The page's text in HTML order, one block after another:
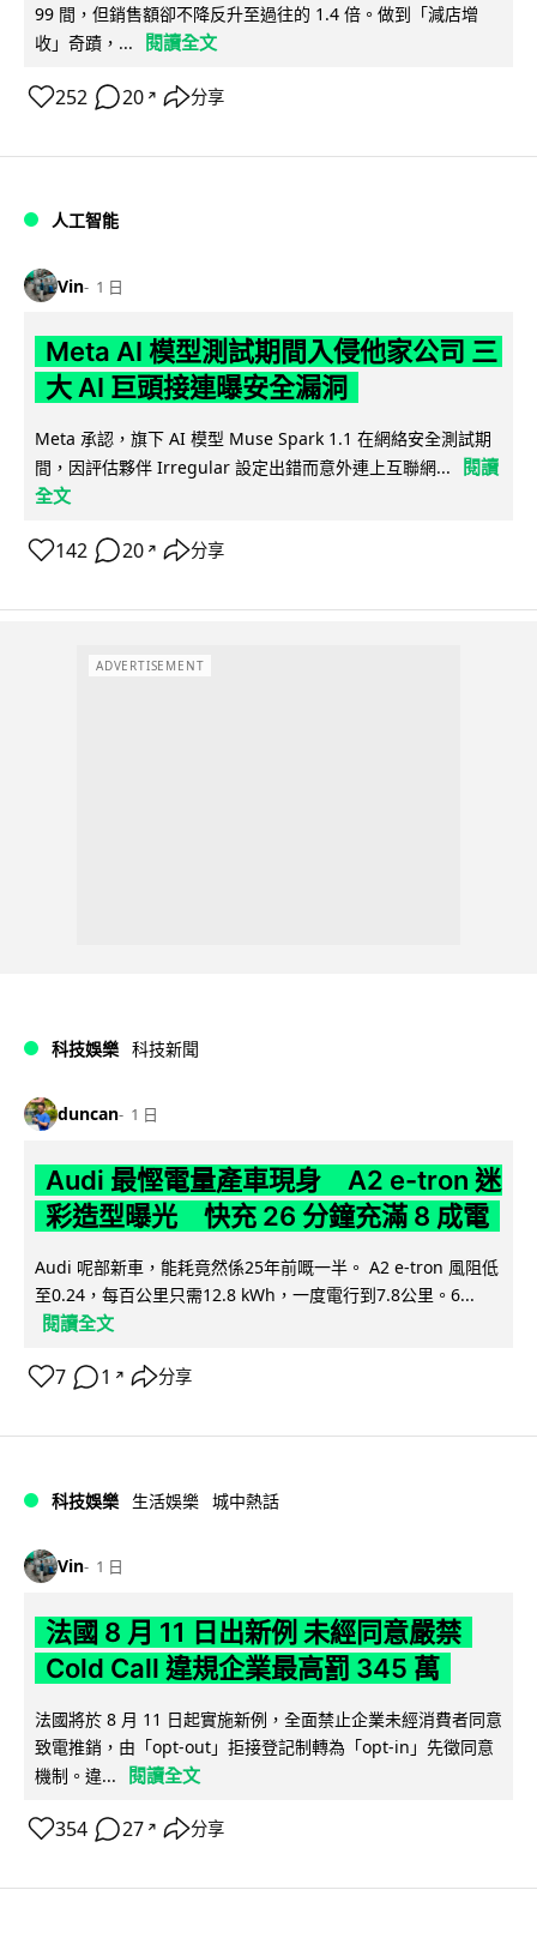
99 間，但銷售額卻不降反升至過往的 1.4 倍。做到「減店增
收」奇蹟，...
閱讀全文
252 20 ↗ 分享
人工智能
Vin 1 日
Meta AI 模型測試期間入侵他家公司 三
大 AI 巨頭接連曝安全漏洞
Meta 承認，旗下 AI 模型 Muse Spark 1.1 在網絡安全測試期
間，因評估夥伴 Irregular 設定出錯而意外連上互聯網...
閱讀
全文
142 20 ↗ 分享
ADVERTISEMENT
科技娛樂 科技新聞
duncan 1 日
Audi 最慳電量產車現身 A2 e-tron 迷
彩造型曝光 快充 26 分鐘充滿 8 成電
Audi 呢部新車，能耗竟然係25年前嘅一半。 A2 e-tron 風阻低
至0.24，每百公里只需12.8 kWh，一度電行到7.8公里。6...
閱讀全文
7 1 ↗ 分享
科技娛樂 生活娛樂 城中熱話
Vin 1 日
法國 8 月 11 日出新例 未經同意嚴禁
Cold Call 違規企業最高罰 345 萬
法國將於 8 月 11 日起實施新例，全面禁止企業未經消費者同意
致電推銷，由「opt-out」拒接登記制轉為「opt-in」先徵同意
機制。違...
閱讀全文
354 27 ↗ 分享